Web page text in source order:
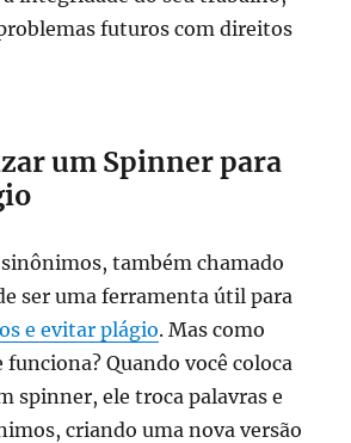
futuros com direitos
um Spinner para
também chamado
ser uma ferramenta útil para
e evitar plágio. Mas como
Quando você coloca
spinner, ele troca palavras e
criando uma nova versão